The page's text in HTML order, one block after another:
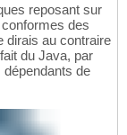
reposant sur
des
dirais au contraire
du Java, par
de